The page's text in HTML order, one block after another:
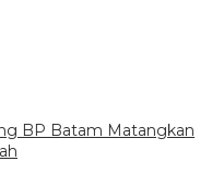
BP Batam Matangkan